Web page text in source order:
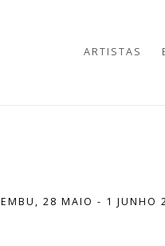
ARTISTAS
28 MAIO - 1 JUNHO